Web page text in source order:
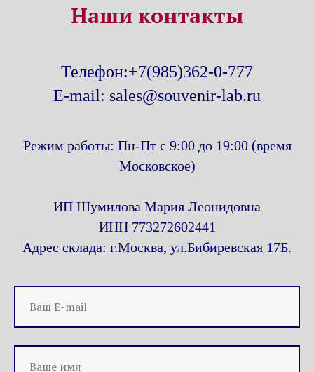
Наши контакты
Телефон:+7(985)362-0-777
E-mail: sales@souvenir-lab.ru
Режим работы: Пн-Пт с 9:00 до 19:00 (время
Московское)
ИП Шумилова Мария Леонидовна
ИНН 773272602441
Адрес склада: г.Москва, ул.Бибиревская 17Б.